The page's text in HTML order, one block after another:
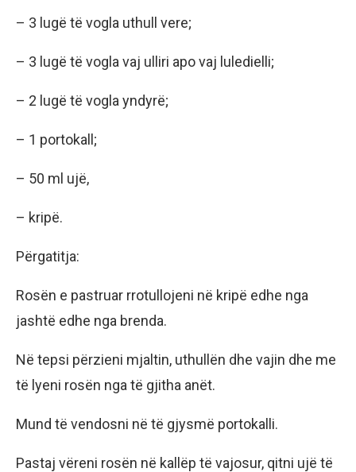
– 3 lugë të vogla uthull vere;
– 3 lugë të vogla vaj ulliri apo vaj luledielli;
– 2 lugë të vogla yndyrë;
– 1 portokall;
– 50 ml ujë,
– kripë.
Përgatitja:
Rosën e pastruar rrotullojeni në kripë edhe nga
jashtë edhe nga brenda.
Në tepsi përzieni mjaltin, uthullën dhe vajin dhe me
të lyeni rosën nga të gjitha anët.
Mund të vendosni në të gjysmë portokalli.
Pastaj vëreni rosën në kallëp të vajosur, qitni ujë të